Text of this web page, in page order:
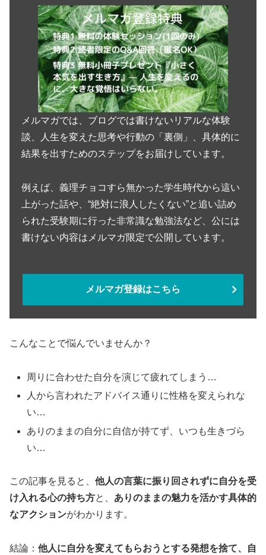
メルマガでは、ブログでは書けないリアルな体験
談、人生を変えた思考や行動の「裏側」、具体的に
結果を出すためのステップをお届けしています。
例えば、義理チョコすら無かった学生時代から這い
上がった話や、“絶対に浪人したくない”と追い詰め
られた受験期に行った非常識な勉強法など、公には
書けない内容はメルマガ限定で公開しています。
メルマガ登録はこちら
こんなことで悩んでいませんか？
周りに合わせた自分を演じて疲れてしまう…
人から言われたアドバイス通りに性格を変えられな
い…
ありのままの自分に自信が持てず、いつも生きづら
い…
この記事を見ると、 他人の言葉に振り回されずに自分を受
け入れる心の持ち方と、 ありのままの魅力を活かす具体的
なアクションがわかります。
結論： 他人に自分を変えてもらおうとする発想を捨て、自